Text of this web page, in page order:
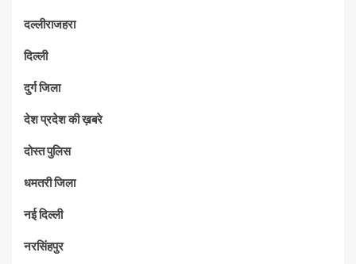
दल्लीराजहरा
दिल्ली
दुर्ग जिला
देश प्रदेश की ख़बरे
दोस्त पुलिस
धमतरी जिला
नई दिल्ली
नरसिंहपुर